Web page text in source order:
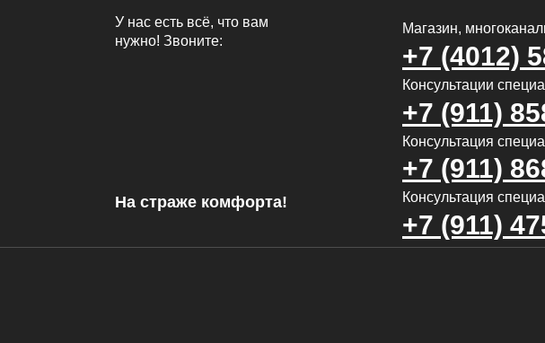
У нас есть всё, что вам
нужно! Звоните:
На страже комфорта!
Магазин,
Консультация
Консультация
Консультации
+7 (911)
+7 (911)
+7 (911)
+7 (4012)